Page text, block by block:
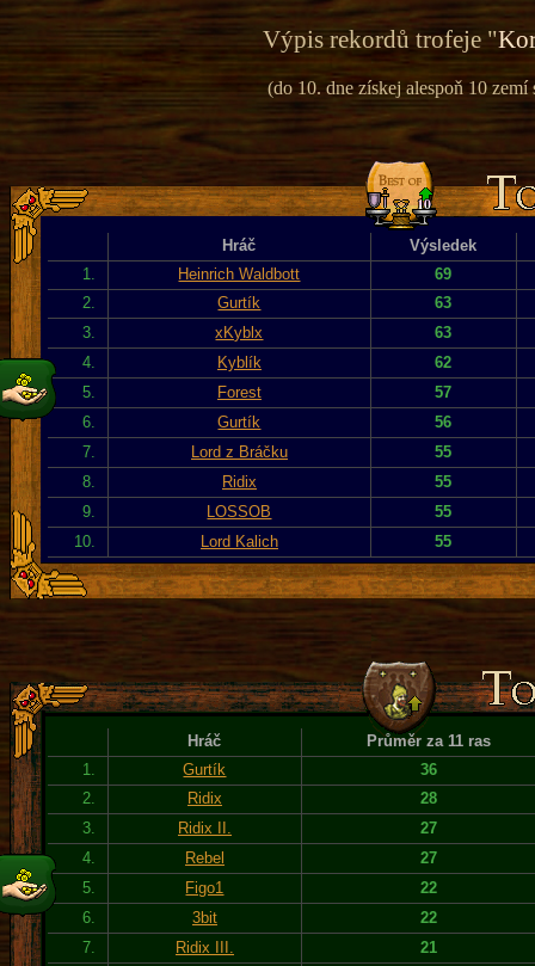
Výpis rekordů trofeje "
(do 10. dne získej alespoň 10
Hráč
Výsledek
1.
Heinrich Waldbott
69
2.
Gurtík
63
3.
xKyblx
63
4.
Kyblík
62
5.
Forest
57
6.
Gurtík
56
7.
Lord z Bráčku
55
8.
Ridix
55
9.
LOSSOB
55
10.
Lord Kalich 55
Hráč
Průměr za 11 ras
1.
Gurtík
36
2.
Ridix
28
3.
Ridix II.
27
4.
Rebel
27
5.
Figo1
22
6.
3bit
22
7.
Ridix III.
21